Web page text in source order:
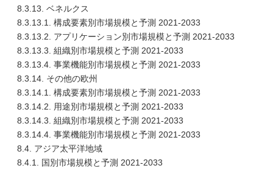
8.3.13. ベネルクス
8.3.13.1. 構成要素別市場規模と予測 2021-2033
8.3.13.2. アプリケーション別市場規模と予測 2021-2033
8.3.13.3. 組織別市場規模と予測 2021-2033
8.3.13.4. 事業機能別市場規模と予測 2021-2033
8.3.14. その他の欧州
8.3.14.1. 構成要素別市場規模と予測 2021-2033
8.3.14.2. 用途別市場規模と予測 2021-2033
8.3.14.3. 組織別市場規模と予測 2021-2033
8.3.14.4. 事業機能別市場規模と予測 2021-2033
8.4. アジア太平洋地域
8.4.1. 国別市場規模と予測 2021-2033